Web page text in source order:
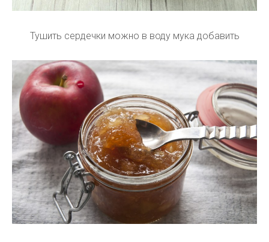
Тушить сердечки можно в воду мука добавить